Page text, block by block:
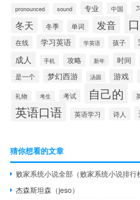
pronounced sound 专业 中国
冬天 冬季 单词 发音
在线 学习英语 学英语 孩子
成人 手机 攻略 新年 时间
是一个
梦幻西游 汤圆 游戏
礼物 考生 考试 自己的
英语口语 英语学习 诗人
猜你想看的文章
败家系统小说全部（败家系统小说排行
杰森斯坦森（jeso）